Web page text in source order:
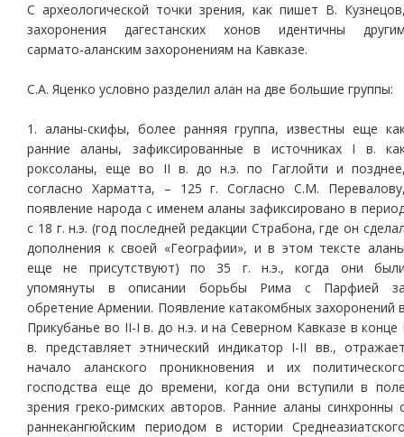
С археологической точки зрения, как пишет В.
захоронения дагестанских хонов идентичны
сармато-аланским захоронениям на Кавказе.
С.А. Яценко условно разделил алан на две большие группы:
1. аланы-скифы, более ранняя группа, известны еще
ранние аланы, зафиксированные в источниках I в.
роксоланы, еще во II в. до н.э. по Гаглойти и
согласно Харматта, – 125 г. Согласно С.М.
появление народа с именем аланы зафиксировано в
с 18 г. н.э. (год последней редакции Страбона, где он
дополнения к своей «Географии», и в этом тексте
еще не присутствуют) по 35 г. н.э., когда они
упомянуты в описании борьбы Рима с Парфией
обретение Армении. Появление катакомбных захоронений
Прикубанье во II-I в. до н.э. и на Северном Кавказе в конце
в. представляет этнический индикатор I-II вв.,
начало аланского проникновения и их
господства еще до времени, когда они вступили в
зрения греко-римских авторов. Ранние аланы синхронны
раннекангюйским периодом в истории